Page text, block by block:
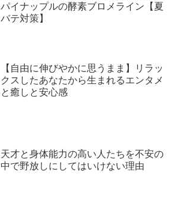
パイナップルの酵素ブロメライン【夏
バテ対策】
【自由に伸びやかに思うまま】リラッ
クスしたあなたから生まれるエンタメ
と癒しと安心感
天才と身体能力の高い人たちを不安の
中で野放しにしてはいけない理由